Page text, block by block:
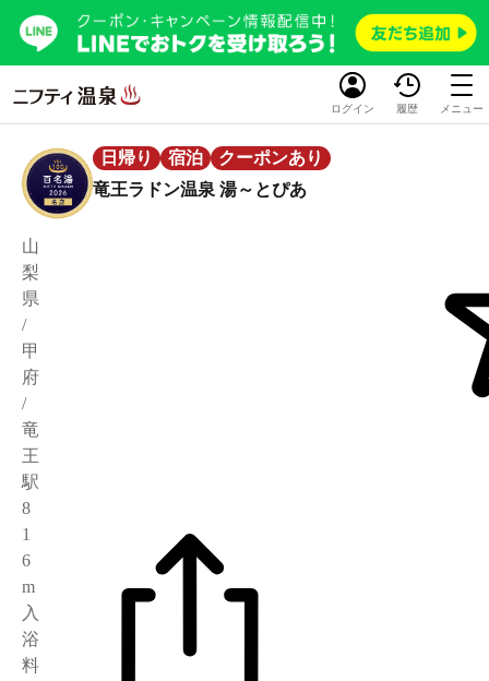
ログイン 履歴 メニュー
日帰り 宿泊
クーポンあり
竜王ラドン温泉 湯～とぴあ
山
梨
県
/
甲
府
/
竜
王
駅
8
1
6
m
入
浴
料